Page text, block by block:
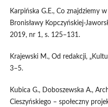
Karpińska G.E., Co znajdziemy
Bronisławy Kopczyńskiej-
2019, nr 1, s. 125–131.
Krajewski M., Od redakcji,
3–5.
Kubica G., Doboszewska A.,
Cieszyńskiego – społeczny